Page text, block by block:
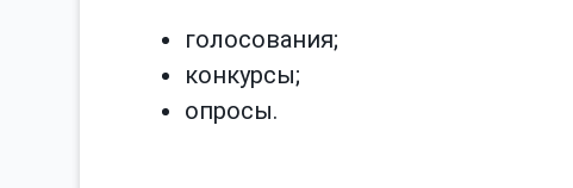
голосования;
конкурсы;
опросы.